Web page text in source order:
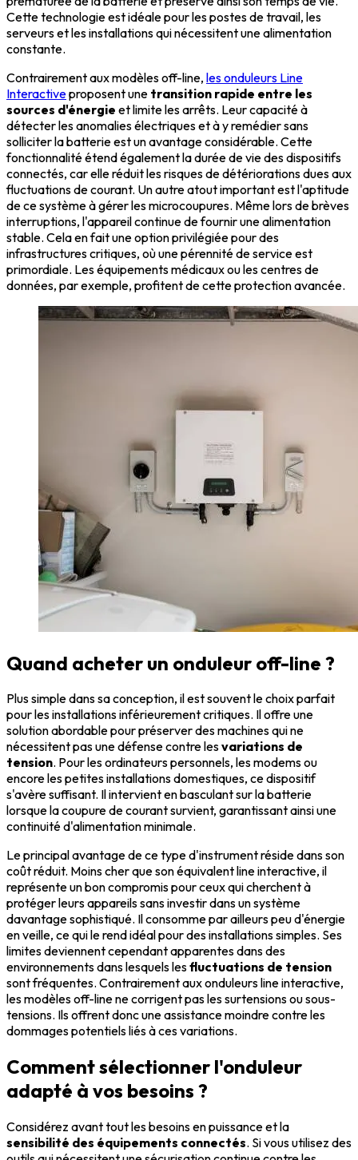
Cette technologie est idéale pour les postes de travail, les
serveurs et les installations qui nécessitent une alimentation
constante.
Contrairement aux modèles off-line, les onduleurs Line
Interactiveproposent une transition rapide entre les
sources d'énergie et limite les arrêts. Leur capacité à
détecter les anomalies électriques et à y remédier sans
solliciter la batterie est un avantage considérable. Cette
fonctionnalité étend également la durée de vie des dispositifs
connectés, car elle réduit les risques de détériorations dues aux
fluctuations de courant. Un autre atout important est l'aptitude
de ce système à gérer les microcoupures. Même lors de brèves
interruptions, l'appareil continue de fournir une alimentation
stable. Cela en fait une option privilégiée pour des
infrastructures critiques, où une pérennité de service est
primordiale. Les équipements médicaux ou les centres de
données, par exemple, profitent de cette protection avancée.
Quand acheter un onduleur off-line ?
Plus simple dans sa conception, il est souvent le choix parfait
pour les installations inférieurement critiques. Il offre une
solution abordable pour préserver des machines qui ne
nécessitent pas une défense contre lesvariations de
tension. Pour les ordinateurs personnels, les modems ou
encore les petites installations domestiques, ce dispositif
s'avère suffisant. Il intervient en basculant sur la batterie
lorsque la coupure de courant survient, garantissant ainsi une
continuité d'alimentation minimale.
Le principal avantage de ce type d'instrument réside dans son
coût réduit. Moins cher que son équivalent line interactive, il
représente un bon compromis pour ceux qui cherchent à
protéger leurs appareils sans investir dans un système
davantage sophistiqué. Il consomme par ailleurs peu d'énergie
en veille, ce qui le rend idéal pour des installations simples. Ses
limites deviennent cependant apparentes dans des
environnements dans lesquels lesfluctuations de tension
sont fréquentes. Contrairement aux onduleurs line interactive,
les modèles off-line ne corrigent pas les surtensions ou sous-
tensions. Ils offrent donc une assistance moindre contre les
dommages potentiels liés à ces variations.
Comment sélectionner l'onduleur
adapté à vos besoins ?
Considérez avant tout les besoins en puissance et la
sensibilité des équipements connectés. Si vous utilisez des